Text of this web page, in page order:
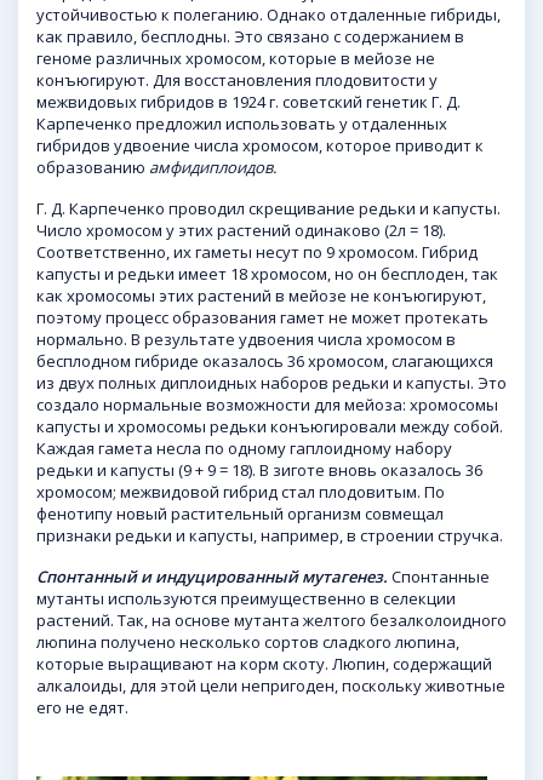
устойчивостью к полеганию. Однако отдаленные гибриды,
как правило, бесплодны. Это связано с содержанием в
геноме различных хромосом, которые в мейозе не
конъюгируют. Для восстановления плодовитости у
межвидовых гибридов в 1924 г. советский генетик Г. Д.
Карпеченко предложил использовать у отдаленных
гибридов удвоение числа хромосом, которое приводит к
образованию амфидиплоидов.
Г. Д. Карпеченко проводил скрещивание редьки и капусты.
Число хромосом у этих растений одинаково (2л = 18).
Соответственно, их гаметы несут по 9 хромосом. Гибрид
капусты и редьки имеет 18 хромосом, но он бесплоден, так
как хромосомы этих растений в мейозе не конъюгируют,
поэтому процесс образования гамет не может протекать
нормально. В результате удвоения числа хромосом в
бесплодном гибриде оказалось 36 хромосом, слагающихся
из двух полных диплоидных наборов редьки и капусты. Это
создало нормальные возможности для мейоза: хромосомы
капусты и хромосомы редьки конъюгировали между собой.
Каждая гамета несла по одному гаплоидному набору
редьки и капусты (9 + 9 = 18). В зиготе вновь оказалось 36
хромосом; межвидовой гибрид стал плодовитым. По
фенотипу новый растительный организм совмещал
признаки редьки и капусты, например, в строении стручка.
Спонтанный и индуцированный мутагенез. Спонтанные
мутанты используются преимущественно в селекции
растений. Так, на основе мутанта желтого безалколоидного
люпина получено несколько сортов сладкого люпина,
которые выращивают на корм скоту. Люпин, содержащий
алкалоиды, для этой цели непригоден, поскольку животные
его не едят.